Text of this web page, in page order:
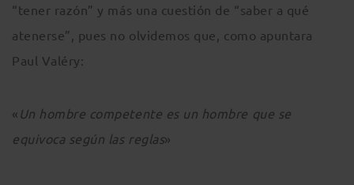
“tener razón” y más una cuestión de “saber a qué
atenerse”, pues no olvidemos que, como apuntara
Paul Valéry:
« Un hombre competente es un hombre que se
equivoca según las reglas»